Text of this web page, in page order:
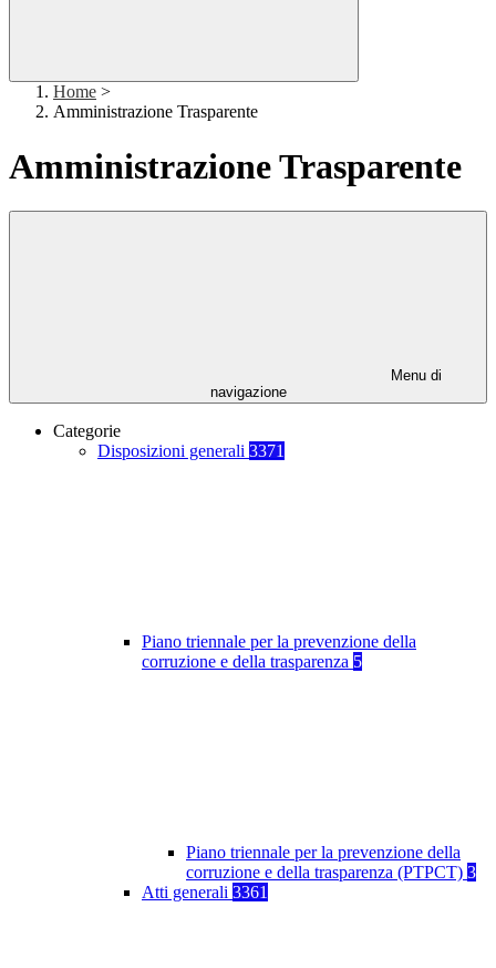
Home >
Amministrazione Trasparente
Amministrazione Trasparente
Menu di
navigazione
Categorie
Disposizioni generali 3371
Piano triennale per la prevenzione della
corruzione e della trasparenza 5
Piano triennale per la prevenzione della
corruzione e della trasparenza (PTPCT) 3
Atti generali 3361